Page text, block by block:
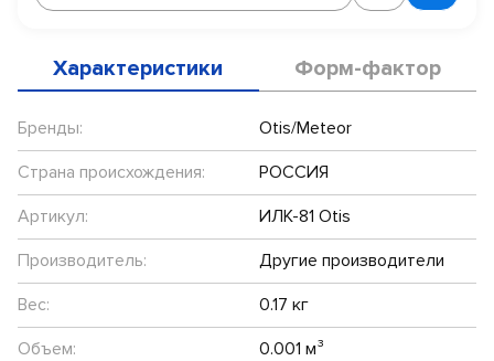
Характеристики Форм-фактор
Бренды:
Otis/Meteor
Страна происхождения:
РОССИЯ
Артикул:
ИЛК-81 Otis
Производитель:
Другие производители
Вес:
0.17 кг
Объем:
0.001 м³